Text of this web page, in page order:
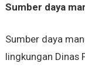
Sumber daya
Sumber daya
lingkungan Dinas